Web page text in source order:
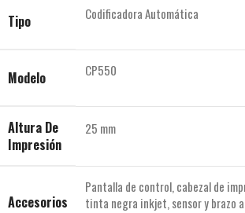
Tipo Codificadora Automática
Modelo CP550
Altura De
Impresión
25 mm
Accesorios
Pantalla de control, cabezal de
tinta negra inkjet, sensor y brazo